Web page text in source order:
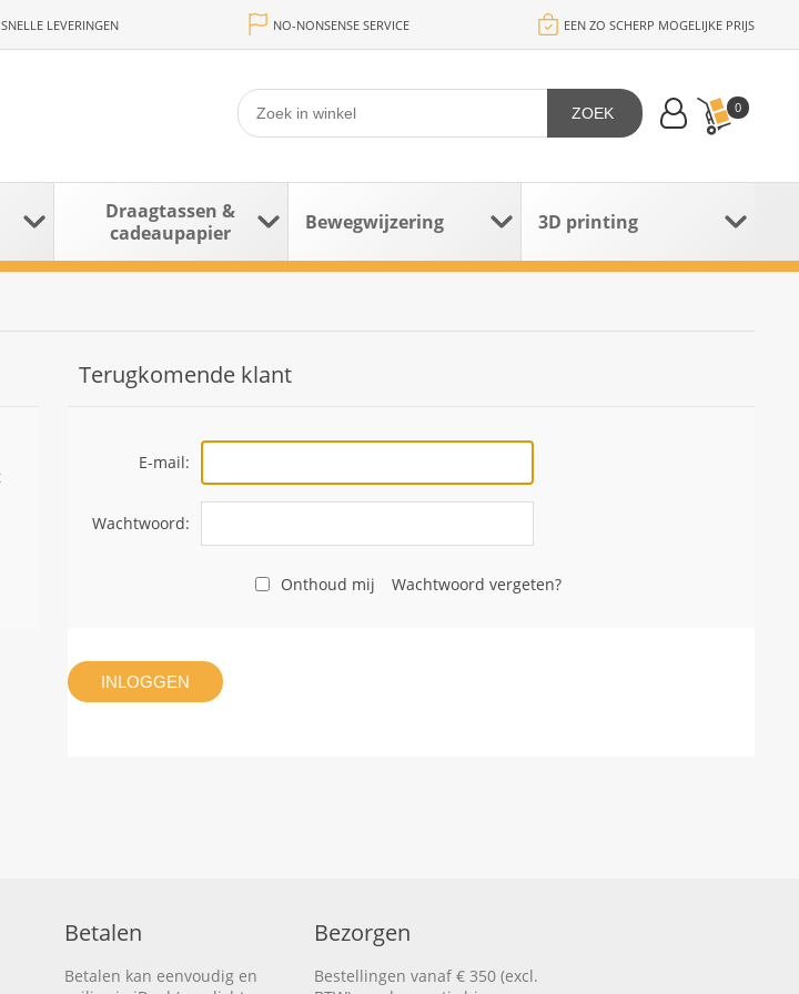
SNELLE LEVERINGEN NO-NONSENSE SERVICE EEN ZO SCHERP MOGELIJKE PRIJS
0
ZOEK
Draagtassen &
cadeaupapier
Bewegwijzering 3D printing
Terugkomende klant
E-mail:
Wachtwoord:
Onthoud mij Wachtwoord vergeten?
INLOGGEN
Betalen
Betalen kan eenvoudig en
Bezorgen
Bestellingen vanaf € 350 (excl.